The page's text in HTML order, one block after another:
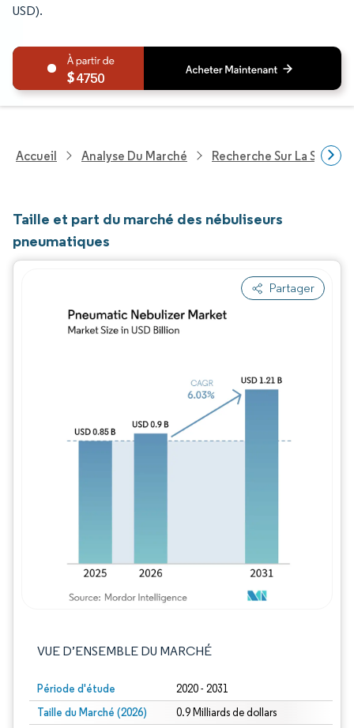
USD).
4750
Accueil Analyse Du Marché Recherche Sur La Santé
Taille et part du marché des nébuliseurs
pneumatiques
Partager
VUE D’ENSEMBLE DU MARCHÉ
Période d'étude 2020 - 2031
Taille du Marché (2026) 0.9 Milliards de dollars